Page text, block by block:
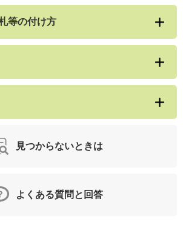
等の付け方
見つからないときは
よくある質問と回答